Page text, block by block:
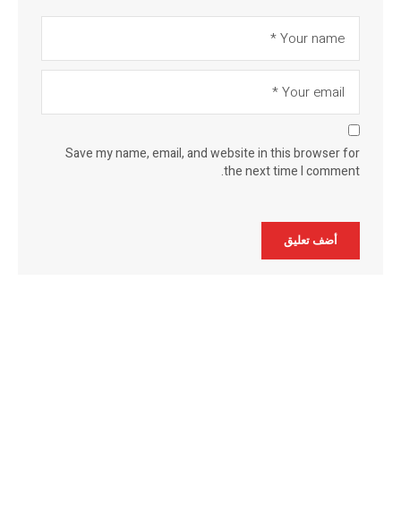
Save my name, email, and website in this browser for
the next time I comment.